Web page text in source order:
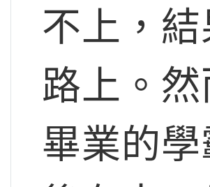
不上，
路上。
畢業的